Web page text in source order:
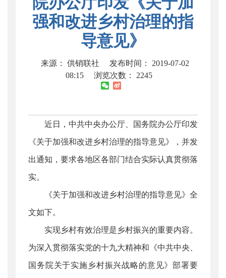
强和改进乡村治理的指
导意见》
来源： 供销联社
发布时间： 2019-07-02
08:15
浏览次数： 2245
近日，中共中央办公厅、国务院办公厅印发
《关于加强和改进乡村治理的指导意见》，并发
出通知，要求各地区各部门结合实际认真贯彻落
实。
《关于加强和改进乡村治理的指导意见》全
文如下。
实现乡村有效治理是乡村振兴的重要内容。
为深入贯彻落实党的十九大精神和《中共中央、
国务院关于实施乡村振兴战略的意见》部署要